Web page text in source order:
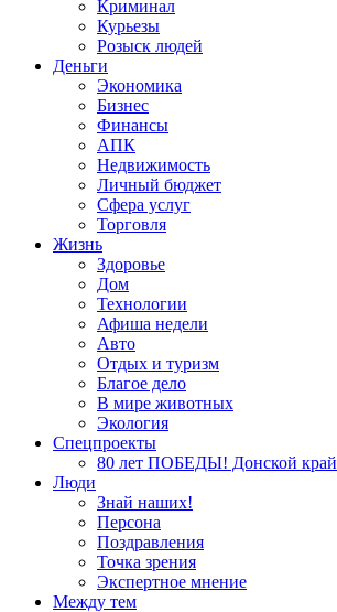
Криминал
Курьезы
Розыск людей
Деньги
Экономика
Бизнес
Финансы
АПК
Недвижимость
Личный бюджет
Сфера услуг
Торговля
Жизнь
Здоровье
Дом
Технологии
Афиша недели
Авто
Отдых и туризм
Благое дело
В мире животных
Экология
Спецпроекты
80 лет ПОБЕДЫ! Донской край
Люди
Знай наших!
Персона
Поздравления
Точка зрения
Экспертное мнение
Между тем